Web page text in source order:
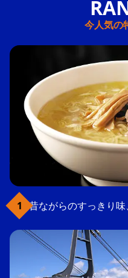
今人気の
昔ながらのすっきり